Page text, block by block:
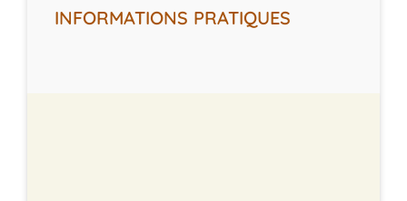
INFORMATIONS PRATIQUES